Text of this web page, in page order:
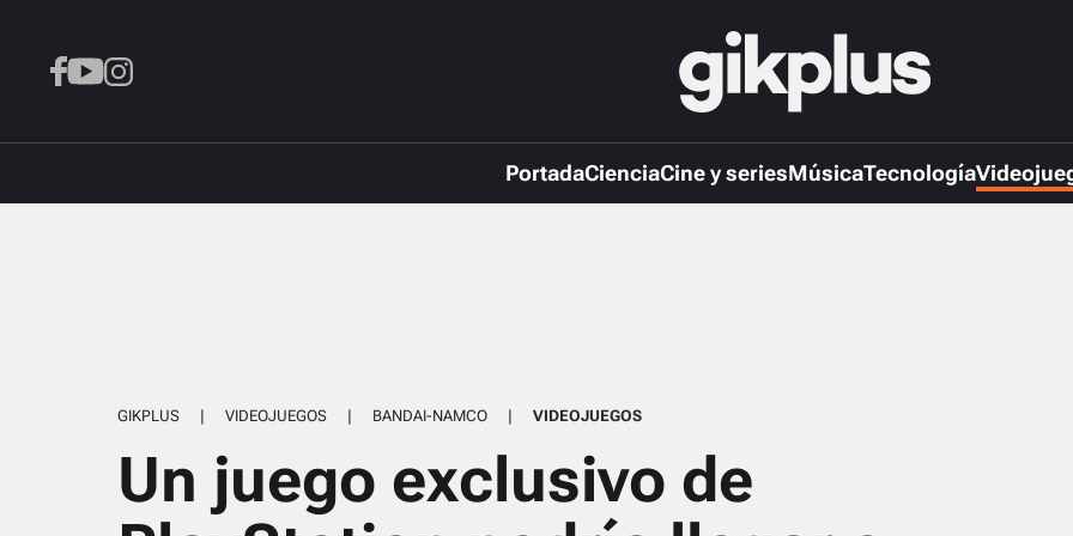
PortadaCienciaCine y seriesMúsicaTecnología
GIKPLUS | VIDEOJUEGOS | BANDAI-NAMCO | VIDEOJUEGOS
Un juego exclusivo de